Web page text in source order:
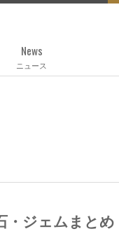
ニュース
News
・ジェムまとめ